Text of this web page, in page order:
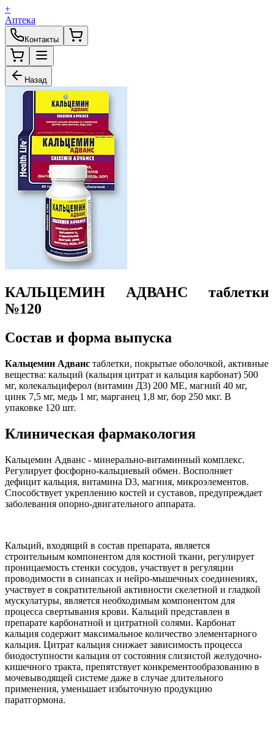
+
Аптека
Контакты
Назад
КАЛЬЦЕМИН АДВАНС таблетки
№120
Состав и форма выпуска
Кальцемин Адванс таблетки, покрытые оболочкой, активные
вещества: кальций (кальция цитрат и кальция карбонат) 500
мг, колекальциферол (витамин Д3) 200 МЕ, магний 40 мг,
цинк 7,5 мг, медь 1 мг, марганец 1,8 мг, бор 250 мкг. В
упаковке 120 шт.
Клиническая фармакология
Кальцемин Адванс - минерально-витаминный комплекс.
Регулирует фосфорно-кальциевый обмен. Восполняет
дефицит кальция, витамина D3, магния, микроэлементов.
Способствует укреплению костей и суставов, предупреждает
заболевания опорно-двигательного аппарата.
Кальций, входящий в состав препарата, является
строительным компонентом для костной ткани, регулирует
проницаемость стенки сосудов, участвует в регуляции
проводимости в синапсах и нейро-мышечных соединениях,
участвует в сократительной активности скелетной и гладкой
мускулатуры, является необходимым компонентом для
процесса свертывания крови. Кальций представлен в
препарате карбонатной и цитратной солями. Карбонат
кальция содержит максимальное количество элементарного
кальция. Цитрат кальция снижает зависимость процесса
биодоступности кальция от состояния слизистой желудочно-
кишечного тракта, препятствует конкрементообразованию в
мочевыводящей системе даже в случае длительного
применения, уменьшает избыточную продукцию
паратгормона.